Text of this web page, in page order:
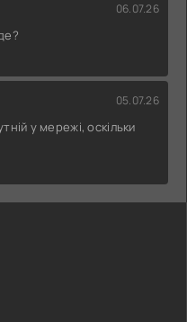
06.07.26
05.07.26
у мережі, оскільки